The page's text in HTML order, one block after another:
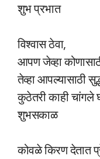
शुभ प्रभात
विश्वास ठेवा,
आपण जेव्हा
तेव्हा आपल्यासाठी
कुठेतरी काही
शुभसकाळ
कोवळे किरण देतात